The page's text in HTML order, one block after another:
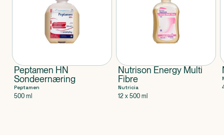
Peptamen HN
Sondeernæring
Peptamen
500 ml
Nutrison Energy Multi
Fibre
Nutricia
12 x 500 ml